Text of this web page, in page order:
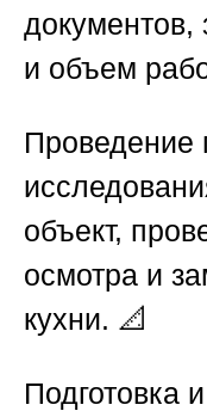
и объем
Проведение
объект,
осмотра и
кухни. 📐
Подготовка